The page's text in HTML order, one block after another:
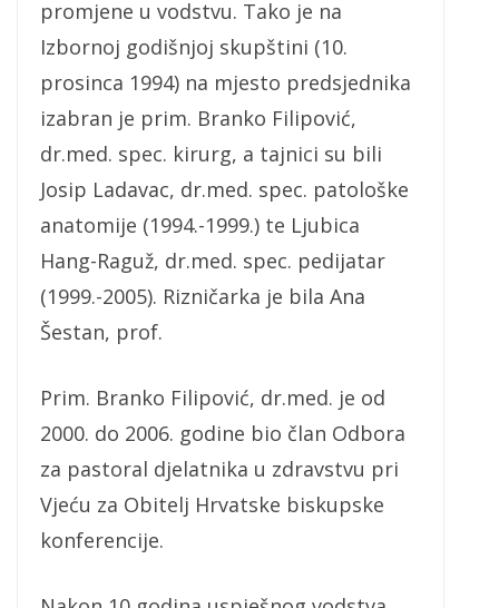
promjene u vodstvu. Tako je na
Izbornoj godišnjoj skupštini (10.
prosinca 1994) na mjesto predsjednika
izabran je prim. Branko Filipović,
dr.med. spec. kirurg, a tajnici su bili
Josip Ladavac, dr.med. spec. patološke
anatomije (1994.-1999.) te Ljubica
Hang-Raguž, dr.med. spec. pedijatar
(1999.-2005). Rizničarka je bila Ana
Šestan, prof.
Prim. Branko Filipović, dr.med. je od
2000. do 2006. godine bio član Odbora
za pastoral djelatnika u zdravstvu pri
Vjeću za Obitelj Hrvatske biskupske
konferencije.